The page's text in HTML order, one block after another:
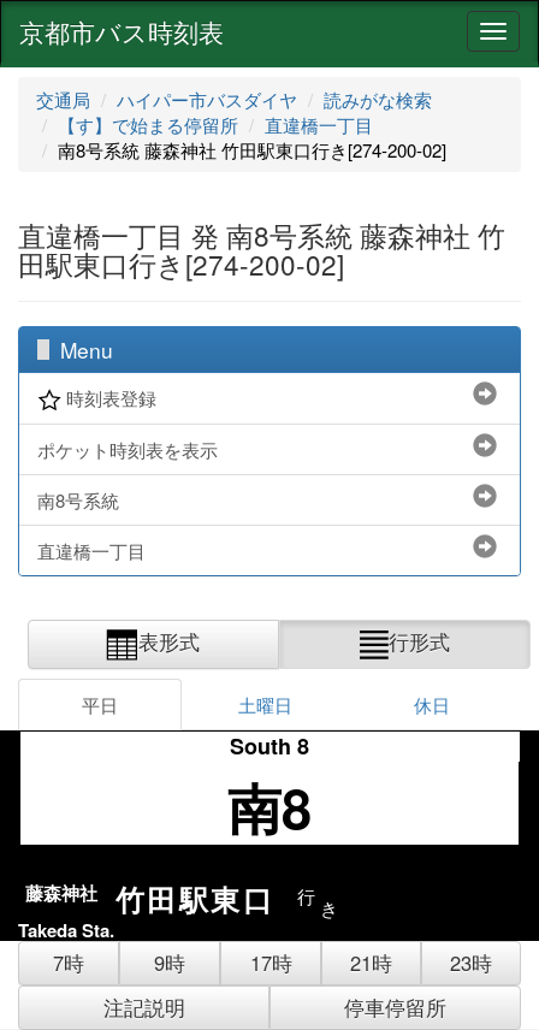
ナ
ビ
京都市バス時刻表
交通局 ハイパー市バスダイヤ
読みがな検索
【す】で始まる停留所
直違橋一丁目
南8号系統 藤森神社 竹田駅東口行き[274-200-02]
直違橋一丁目 発 南8号系統 藤森神社 竹
田駅東口行き[274-200-02]
Menu
時刻表登録
ポケット時刻表を表示
南8号系統
直違橋一丁目
表形式 行形式
平日 土曜日 休日
South 8
南8
藤森神社 竹田駅東口 行 き
Takeda Sta.
7時 9時 17時 21時
23時
注記説明
停車停留所